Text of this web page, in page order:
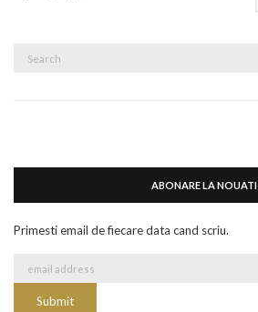
ABONARE LA NOUATI
Primesti email de fiecare data cand scriu.